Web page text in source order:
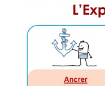
L’actu
Nous